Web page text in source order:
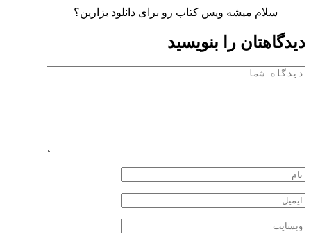
سلام میشه ویس کتاب رو برای دانلود بزارین؟
دیدگاهتان را بنویسید